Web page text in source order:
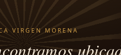
VIRGEN MORENA